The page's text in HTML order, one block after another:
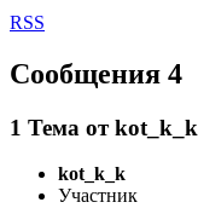
RSS
Сообщения 4
1 Тема отkot_k_k
kot_k_k
Участник